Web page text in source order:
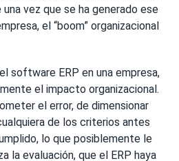
vez que se ha generado ese
el “boom” organizacional
software ERP en una empresa,
el impacto organizacional.
el error, de dimensionar
de los criterios antes
lo que posiblemente le
la evaluación, que el ERP haya